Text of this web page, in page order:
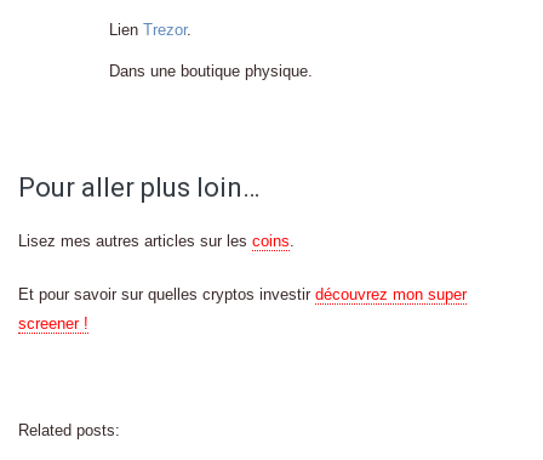
Lien Trezor.
Dans une boutique physique.
Pour aller plus loin…
Lisez mes autres articles sur les coins.
Et pour savoir sur quelles cryptos investir découvrez mon super
screener !
Related posts: